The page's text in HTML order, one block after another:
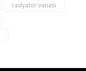
radyatör vanası